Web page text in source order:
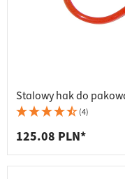
Stalowy hak do
(4)
125.08 PLN*